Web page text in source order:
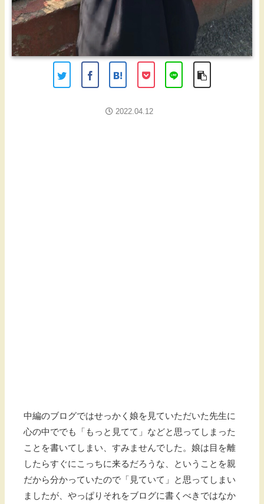
2022.04.12
中編のブログではせっかく娘を見ていただいた先生に
心の中ででも「もっと見てて」などと思ってしまった
ことを書いてしまい、すみませんでした。娘は目を離
したらすぐにこっちに来るだろうな、ということを親
だから分かっていたので「見ていて」と思ってしまい
ましたが、やっぱりそれをブログに書くべきではなか